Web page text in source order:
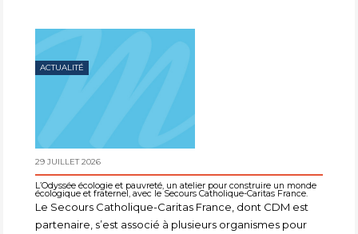
ACTUALITÉ
29 JUILLET 2026
L’Odyssée écologie et pauvreté, un atelier pour construire un monde
écologique et fraternel, avec le Secours Catholique-Caritas France.
Le Secours Catholique-Caritas France, dont CDM est
partenaire, s’est associé à plusieurs organismes pour